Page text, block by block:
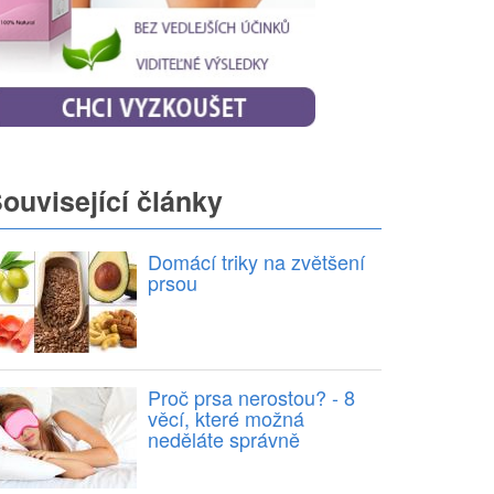
články
Domácí triky na zvětšení
prsou
Proč prsa nerostou? - 8
věcí, které možná
neděláte správně